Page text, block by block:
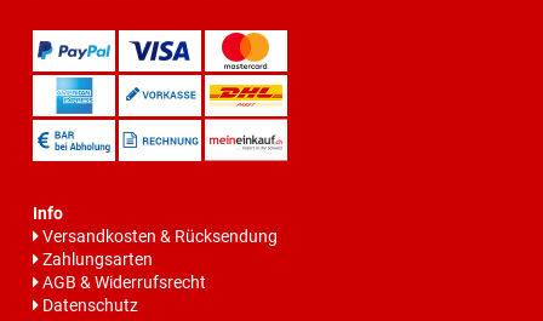
Info
Versandkosten & Rücksendung
Zahlungsarten
AGB & Widerrufsrecht
Datenschutz